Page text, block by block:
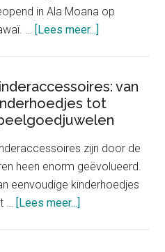
in Ala Moana op
…
[Lees meer...]
Chanel
verkoopt
slechts
product
van
tot
zijn door de
heen enorm geëvolueerd.
eenvoudige kinderhoedjes
…
[Lees meer...]